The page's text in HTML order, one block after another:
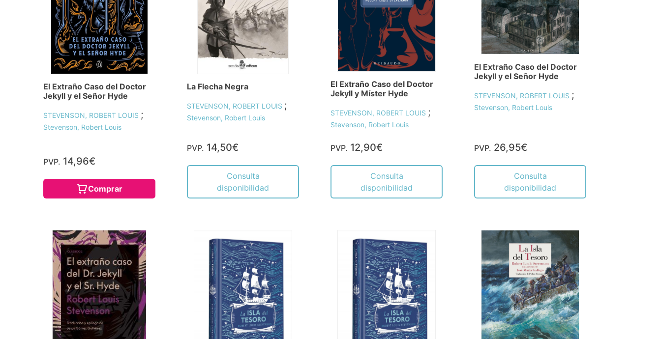
El Extraño Caso del Doctor
Jekyll y el Señor Hyde
STEVENSON, ROBERT LOUIS ;
Stevenson, Robert Louis
PVP. 14,96€
Comprar
La Flecha Negra
STEVENSON, ROBERT LOUIS ;
Stevenson, Robert Louis
PVP. 14,50€
Consulta
disponibilidad
El Extraño Caso del Doctor
Jekyll y Míster Hyde
STEVENSON, ROBERT LOUIS ;
Stevenson, Robert Louis
PVP. 12,90€
Consulta
disponibilidad
El Extraño Caso del Doctor
Jekyll y el Señor Hyde
STEVENSON, ROBERT LOUIS ;
Stevenson, Robert Louis
PVP. 26,95€
Consulta
disponibilidad